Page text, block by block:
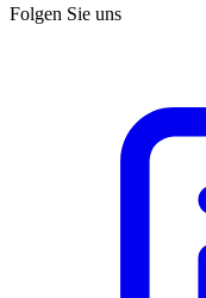
Folgen Sie uns